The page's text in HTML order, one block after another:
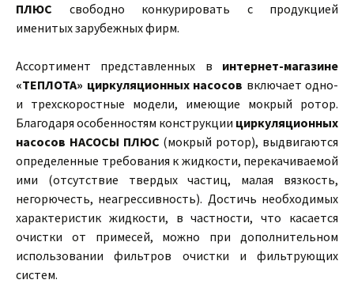
ПЛЮС свободно конкурировать с продукцией
именитых зарубежных фирм.
Ассортимент представленных в интернет-магазине
«ТЕПЛОТА» циркуляционных насосов включает одно-
и трехскоростные модели, имеющие мокрый ротор.
Благодаря особенностям конструкции циркуляционных
насосов НАСОСЫ ПЛЮС (мокрый ротор), выдвигаются
определенные требования к жидкости, перекачиваемой
ими (отсутствие твердых частиц, малая вязкость,
негорючесть, неагрессивность). Достичь необходимых
характеристик жидкости, в частности, что касается
очистки от примесей, можно при дополнительном
использовании фильтров очистки и фильтрующих
систем.